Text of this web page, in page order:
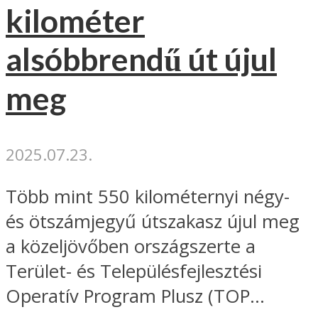
kilométer
alsóbbrendű út újul
meg
2025.07.23.
Több mint 550 kilométernyi négy-
és ötszámjegyű útszakasz újul meg
a közeljövőben országszerte a
Terület- és Településfejlesztési
Operatív Program Plusz (TOP...